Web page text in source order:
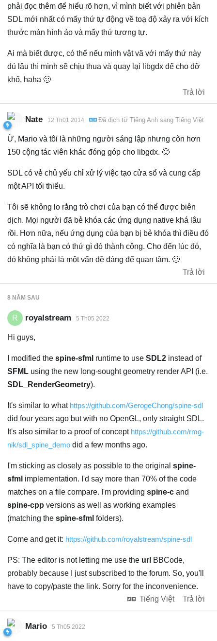
phải đọc thêm để hiểu rõ hơn, vì mình biết với phiên bản
SDL mới nhất có mấy thứ tự động về toạ độ xảy ra với kích
thước màn hình ảo và mấy thứ tương tự.
Ai mà biết được, có thể nếu mình vật vã với mấy thứ này
đủ lâu thì mình sẽ chịu thua và quay lại libgdx để cho đỡ
khổ, haha 🙂
Trả lời
Nate 12 Th01 2014 Đã dịch từ Tiếng Anh sang Tiếng Việt
Ừ, Mario và tôi là những người sáng lập nhưng còn hơn
150 cộng tác viên khác đóng góp cho libgdx. 🙂
SDL có vẻ chủ yếu chỉ xử lý việc tạo cửa sổ và cung cấp
một API tối thiểu.
Tôi sẽ không lo rằng trò chơi của bạn có thể được biên
dịch. Mọi người đã bẻ khóa các ứng dụng native khá lâu
rồi. Hơn nữa, nếu ứng dụng của bạn bị bẻ khóa thì điều đó
có nghĩa là bạn có thứ gì đó thành công. Cho đến lúc đó,
đó không phải là một vấn đề đáng để quan tâm. 🙂
Trả lời
8 NĂM SAU
R royalstream 5 Th05 2022
Hi guys,
I modified the spine-sfml runtime to use SDL2 instead of
SFML using the new long-sought geometry render API (i.e.
SDL_RenderGeometry).
It's similar to what https://github.com/GerogeChong/spine-sdl
did four years ago but with no OpenGL, only straight SDL.
It's also similar to a proof of concept https://github.com/rmg-
nik/sdl_spine_demo did a few months ago.
I'm sticking as closely as possible to the original spine-
sfml implementation. I'd say more than 70% of the code
matches on a file compare. I'm providing spine-c and
spine-cpp versions as well as working examples
(matching the spine-sfml folders).
Come and get it: https://github.com/royalstream/spine-sdl
PS: The editor is not letting me use the url BBCode,
probably because I just subscribed to the forum. So, you'll
have to copy/paste the link. Sorry for the inconvenience.
Tiếng Việt
Trả lời
Mario 5 Th05 2022